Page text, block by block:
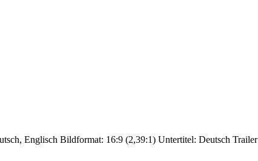
Englisch Bildformat: 16:9 (2,39:1) Untertitel: Deutsch Trailer